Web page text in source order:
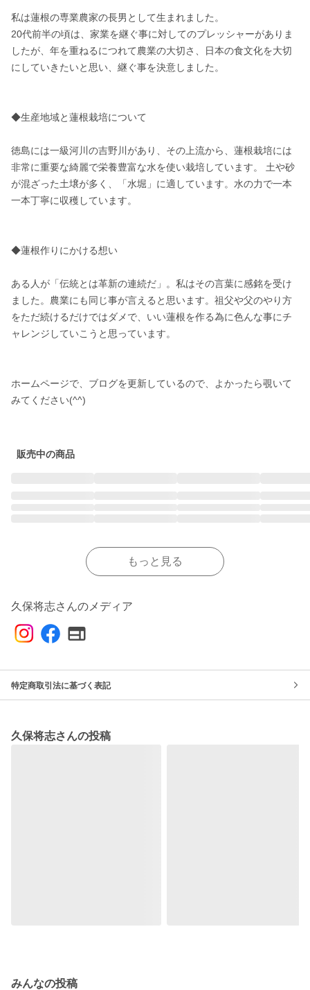
私は蓮根の専業農家の長男として生まれました。
20代前半の頃は、家業を継ぐ事に対してのプレッシャーがありま
したが、年を重ねるにつれて農業の大切さ、日本の食文化を大切
にしていきたいと思い、継ぐ事を決意しました。
◆生産地域と蓮根栽培について
徳島には一級河川の吉野川があり、その上流から、蓮根栽培には
非常に重要な綺麗で栄養豊富な水を使い栽培しています。 土や砂
が混ざった土壌が多く、「水堀」に適しています。水の力で一本
一本丁寧に収穫しています。
◆蓮根作りにかける想い
ある人が「伝統とは革新の連続だ」。私はその言葉に感銘を受け
ました。農業にも同じ事が言えると思います。祖父や父のやり方
をただ続けるだけではダメで、いい蓮根を作る為に色んな事にチ
ャレンジしていこうと思っています。
ホームページで、ブログを更新しているので、よかったら覗いて
みてください(^^)
販売中の商品
もっと見る
久保将志さんのメディア
特定商取引法に基づく表記
久保将志さんの投稿
みんなの投稿